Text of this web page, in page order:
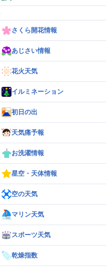
さくら開花情報
あじさい情報
花火天気
イルミネーション
初日の出
天気痛予報
お洗濯情報
星空・天体情報
空の天気
マリン天気
スポーツ天気
乾燥指数